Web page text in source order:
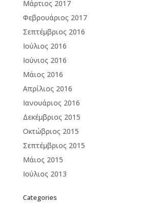
Μάρτιος 2017
Φεβρουάριος 2017
Σεπτέμβριος 2016
Ιούλιος 2016
Ιούνιος 2016
Μάιος 2016
Απρίλιος 2016
Ιανουάριος 2016
Δεκέμβριος 2015
Οκτώβριος 2015
Σεπτέμβριος 2015
Μάιος 2015
Ιούλιος 2013
Categories